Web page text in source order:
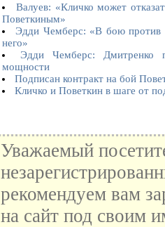
Валуев: «Кличко может
Поветкиным»
Эдди Чемберс: «В бою против
него»
Эдди Чемберс: Дмитренко
мощности
Подписан контракт на бой
Кличко и Поветкин в шаге от
Уважаемый
рекомендуем вам
на сайт под своим